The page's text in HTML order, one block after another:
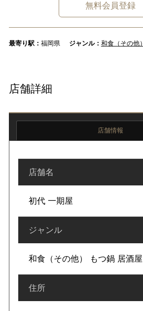
無料会員登録
最寄り駅： 福岡県 ジャンル： 和食（その他）
店舗詳細
店舗情報
店舗名
初代 一期屋
ジャンル
和食（その他） もつ鍋 居酒屋
住所